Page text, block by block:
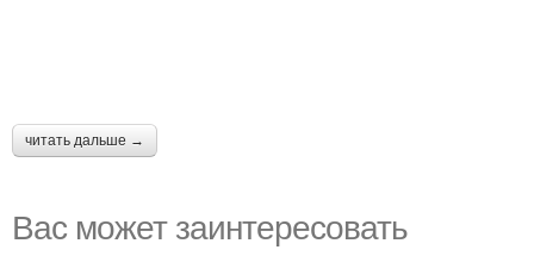
читать дальше →
Вас может заинтересовать